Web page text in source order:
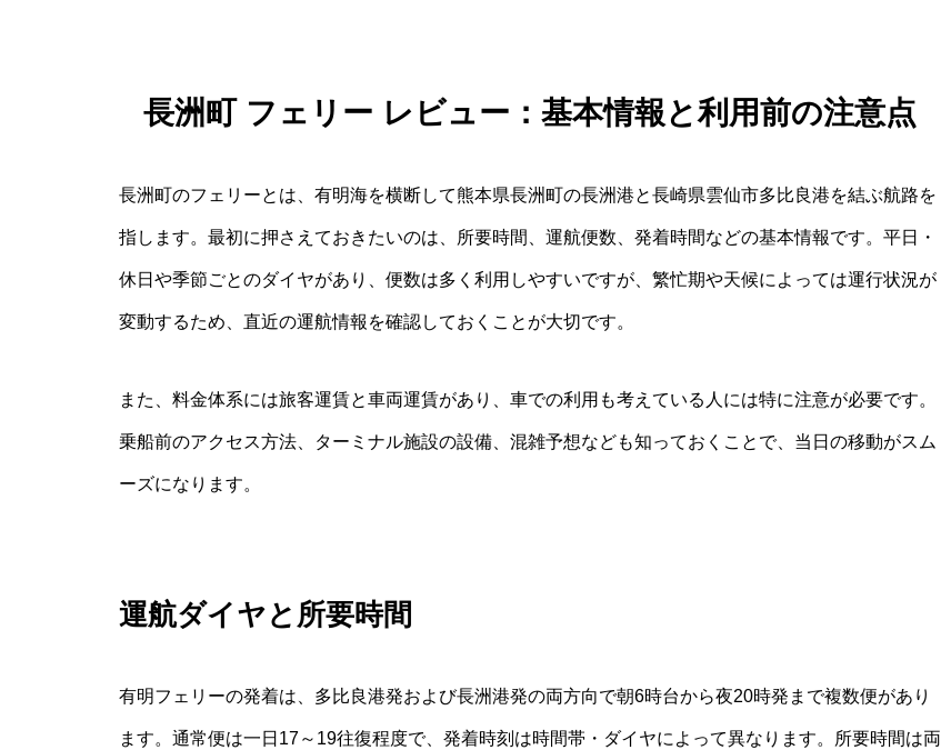
長洲町 フェリー レビュー：基本情報と利用前の注意点
長洲町のフェリーとは、有明海を横断して熊本県長洲町の長洲港と長崎県雲仙市多比良港を結ぶ航路を
指します。最初に押さえておきたいのは、所要時間、運航便数、発着時間などの基本情報です。平日・
休日や季節ごとのダイヤがあり、便数は多く利用しやすいですが、繁忙期や天候によっては運行状況が
変動するため、直近の運航情報を確認しておくことが大切です。
また、料金体系には旅客運賃と車両運賃があり、車での利用も考えている人には特に注意が必要です。
乗船前のアクセス方法、ターミナル施設の設備、混雑予想なども知っておくことで、当日の移動がスム
ーズになります。
運航ダイヤと所要時間
有明フェリーの発着は、多比良港発および長洲港発の両方向で朝6時台から夜20時発まで複数便があり
ます。通常便は一日17～19往復程度で、発着時刻は時間帯・ダイヤによって異なります。所要時間は両